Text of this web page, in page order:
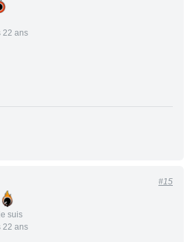
22 ans
suis
22 ans
#15